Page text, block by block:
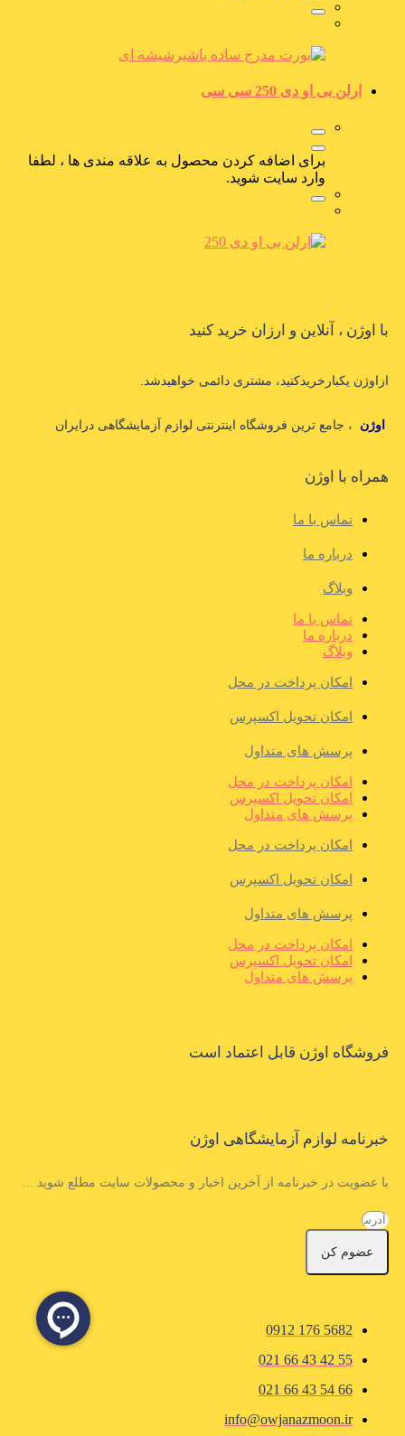
ارلن بی او دی 250 سی سی
برای اضافه کردن محصول به علاقه مندی ها ، لطفا
وارد سایت شوید.
با اوژن ، آنلاین و ارزان خرید کنید
ازاوژن یکبارخریدکنید، مشتری دائمی خواهیدشد.
اوژن ، جامع ترین فروشگاه اینترنتی لوازم آزمایشگاهی درایران
همراه با اوژن
تماس با ما
درباره ما
وبلاگ
تماس با ما
درباره ما
وبلاگ
امکان پرداخت در محل
امکان تحویل اکسپرس
پرسش های متداول
امکان پرداخت در محل
امکان تحویل اکسپرس
پرسش های متداول
امکان پرداخت در محل
امکان تحویل اکسپرس
پرسش های متداول
امکان پرداخت در محل
امکان تحویل اکسپرس
پرسش های متداول
فروشگاه اوژن قابل اعتماد است
خبرنامه لوازم آزمایشگاهی اوژن
با عضویت در خبرنامه از آخرین اخبار و محصولات سایت مطلع شوید ...
عضوم کن
5682 176 0912
55 42 43 66 021
66 54 43 66 021
info@owjanazmoon.ir